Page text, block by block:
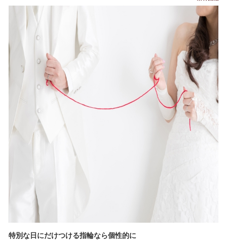
特別な日にだけつける指輪なら個性的に